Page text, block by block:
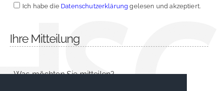
Ich habe die Datenschutzerklärung gelesen und akzeptiert.
Ihre Mitteilung
Was möchten Sie mitteilen?